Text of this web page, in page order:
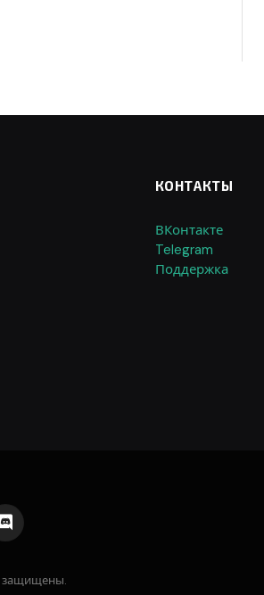
КОНТАКТЫ
ВКонтакте
Telegram
Поддержка
Discord
защищены.